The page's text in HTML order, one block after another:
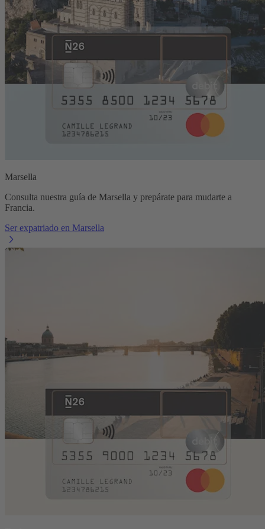
Marsella
Consulta nuestra guía de Marsella y prepárate para mudarte a
Francia.
Ser expatriado en Marsella